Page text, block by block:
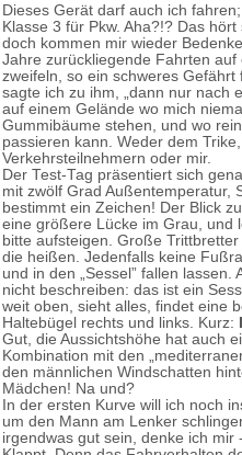
Dieses Gerät darf auch ich
Klasse 3 für Pkw. Aha?!? Das
doch kommen mir wieder
Jahre zurückliegende Fahrten
zweifeln, so ein schweres Gefährt
sagte ich zu ihm, „dann nur nach
auf einem Gelände wo mich
Gummibäume stehen, und wo
passieren kann. Weder dem
Verkehrsteilnehmern oder mir.
Der Test-Tag präsentiert sich
mit zwölf Grad Außentemperatur,
bestimmt ein Zeichen! Der Blick
eine größere Lücke im Grau, und
bitte aufsteigen. Große
die heißen. Jedenfalls keine
und in den „Sessel” fallen
nicht beschreiben: das ist ein
weit oben, sieht alles, findet eine
Haltebügel rechts und links. Kurz:
Gut, die Aussichtshöhe hat auch
Kombination mit den
den männlichen Windschatten
Mädchen! Na und?
In der ersten Kurve will ich noch
um den Mann am Lenker
irgendwas gut sein, denke ich mir